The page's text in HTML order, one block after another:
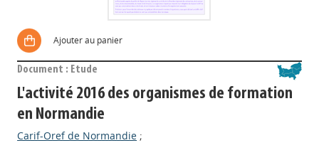
Ajouter au panier
Document : Etude
L'activité 2016 des organismes de formation
en Normandie
Carif-Oref de Normandie ;